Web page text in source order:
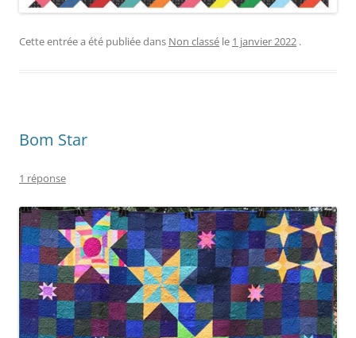
Cette entrée a été publiée dans Non classé le 1 janvier 2022 .
Bom Star
1 réponse